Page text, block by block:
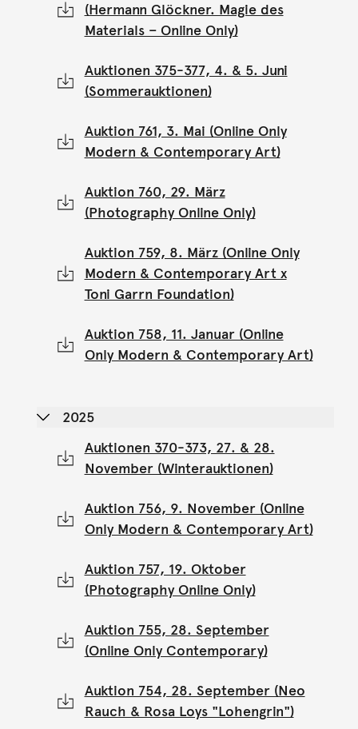
(Hermann Glöckner. Magie des
Materials – Online Only)
Auktionen 375-377, 4. & 5. Juni
(Sommerauktionen)
Auktion 761, 3. Mai (Online Only
Modern & Contemporary Art)
Auktion 760, 29. März
(Photography Online Only)
Auktion 759, 8. März (Online Only
Modern & Contemporary Art x
Toni Garrn Foundation)
Auktion 758, 11. Januar (Online
Only Modern & Contemporary Art)
2025
Auktionen 370-373, 27. & 28.
November (Winterauktionen)
Auktion 756, 9. November (Online
Only Modern & Contemporary Art)
Auktion 757, 19. Oktober
(Photography Online Only)
Auktion 755, 28. September
(Online Only Contemporary)
Auktion 754, 28. September (Neo
Rauch & Rosa Loys "Lohengrin")